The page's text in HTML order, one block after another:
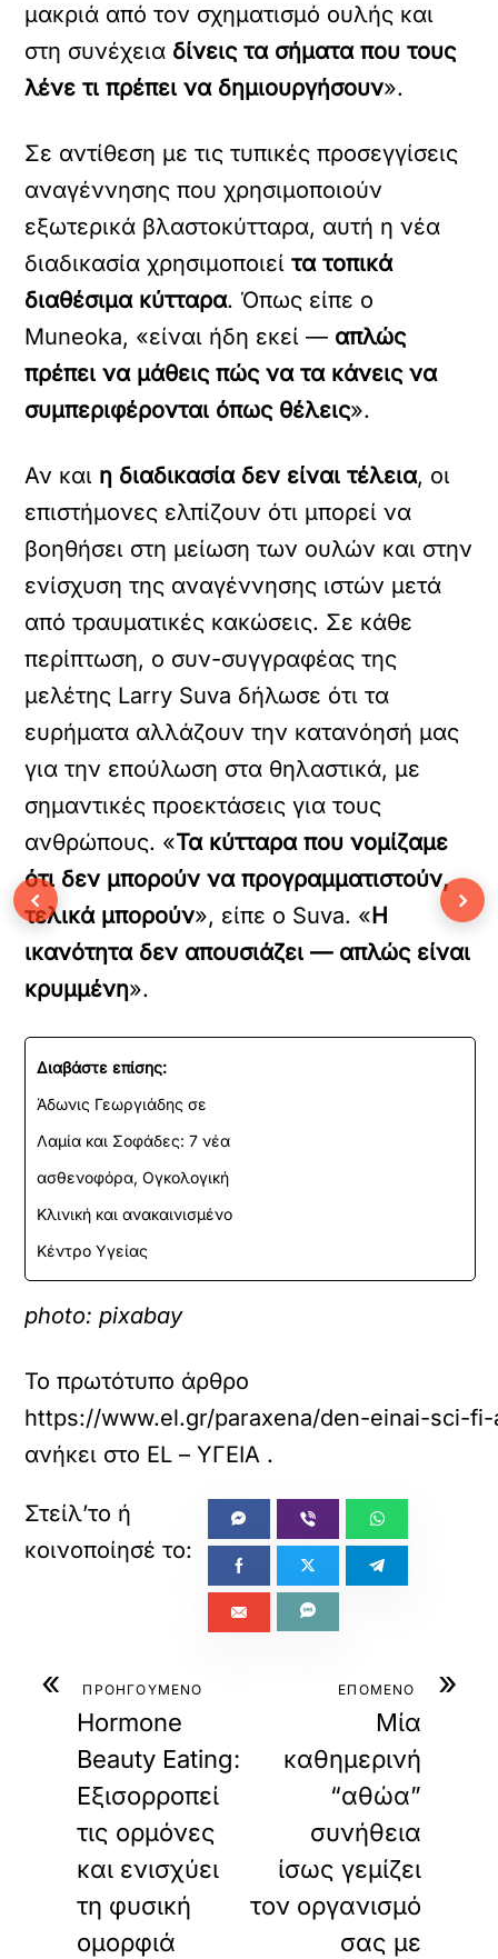
μακριά από τον σχηματισμό ουλής και
στη συνέχεια δίνεις τα σήματα που τους
λένε τι πρέπει να δημιουργήσουν».
Σε αντίθεση με τις τυπικές προσεγγίσεις
αναγέννησης που χρησιμοποιούν
εξωτερικά βλαστοκύτταρα, αυτή η νέα
διαδικασία χρησιμοποιείτα τοπικά
διαθέσιμα κύτταρα. Όπως είπε ο
Muneoka, «είναι ήδη εκεί — απλώς
πρέπει να μάθεις πώς να τα κάνεις να
συμπεριφέρονται όπως θέλεις».
Αν και η διαδικασία δεν είναι τέλεια, οι
επιστήμονες ελπίζουν ότι μπορεί να
βοηθήσει στη μείωση των ουλών και στην
ενίσχυση της αναγέννησης ιστών μετά
από τραυματικές κακώσεις. Σε κάθε
περίπτωση, ο συν-συγγραφέας της
μελέτης Larry Suva δήλωσε ότι τα
ευρήματα αλλάζουν την κατανόησή μας
για την επούλωση στα θηλαστικά, με
σημαντικές προεκτάσεις για τους
ανθρώπους. «Τα κύτταρα που νομίζαμε
ότι δεν μπορούν να προγραμματιστούν,
τελικά μπορούν», είπε ο Suva. «Η
ικανότητα δεν απουσιάζει — απλώς είναι
κρυμμένη».
Διαβάστε επίσης:
Άδωνις Γεωργιάδης σε
Λαμία και Σοφάδες: 7 νέα
ασθενοφόρα, Ογκολογική
Κλινική και ανακαινισμένο
Κέντρο Υγείας
photo: pixabay
Το πρωτότυπο άρθρο
https://www.el.gr/paraxena/den-einai-sci-
ανήκει στο EL – ΥΓΕΙΑ .
« ΠΡΟΗΓΟΥΜΕΝΟ
Hormone
Beauty Eating:
Εξισορροπεί
τις ορμόνες
και ενισχύει
τη φυσική
ομορφιά
»
ΕΠΟΜΕΝΟ
Μία
καθημερινή
“αθώα”
συνήθεια
ίσως γεμίζει
τον οργανισμό
σας με
‹ ›